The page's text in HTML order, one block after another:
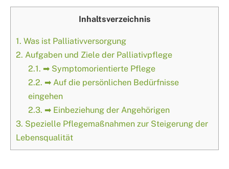
Inhaltsverzeichnis
1. Was ist Palliativversorgung
2. Aufgaben und Ziele der Palliativpflege
2.1. ➡ Symptomorientierte Pflege
2.2. ➡ Auf die persönlichen Bedürfnisse
eingehen
2.3. ➡ Einbeziehung der Angehörigen
3. Spezielle Pflegemaßnahmen zur Steigerung der
Lebensqualität